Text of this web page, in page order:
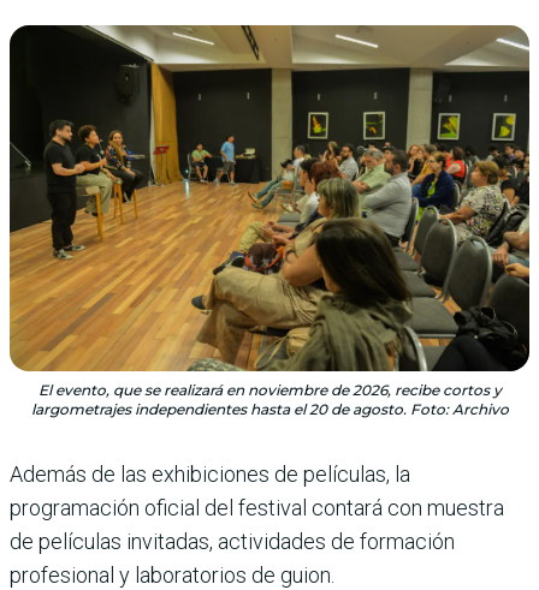
El evento, que se realizará en noviembre de 2026, recibe cortos y
largometrajes independientes hasta el 20 de agosto. Foto: Archivo
Además de las exhibiciones de películas, la
programación oficial del festival contará con muestra
de películas invitadas, actividades de formación
profesional y laboratorios de guion.